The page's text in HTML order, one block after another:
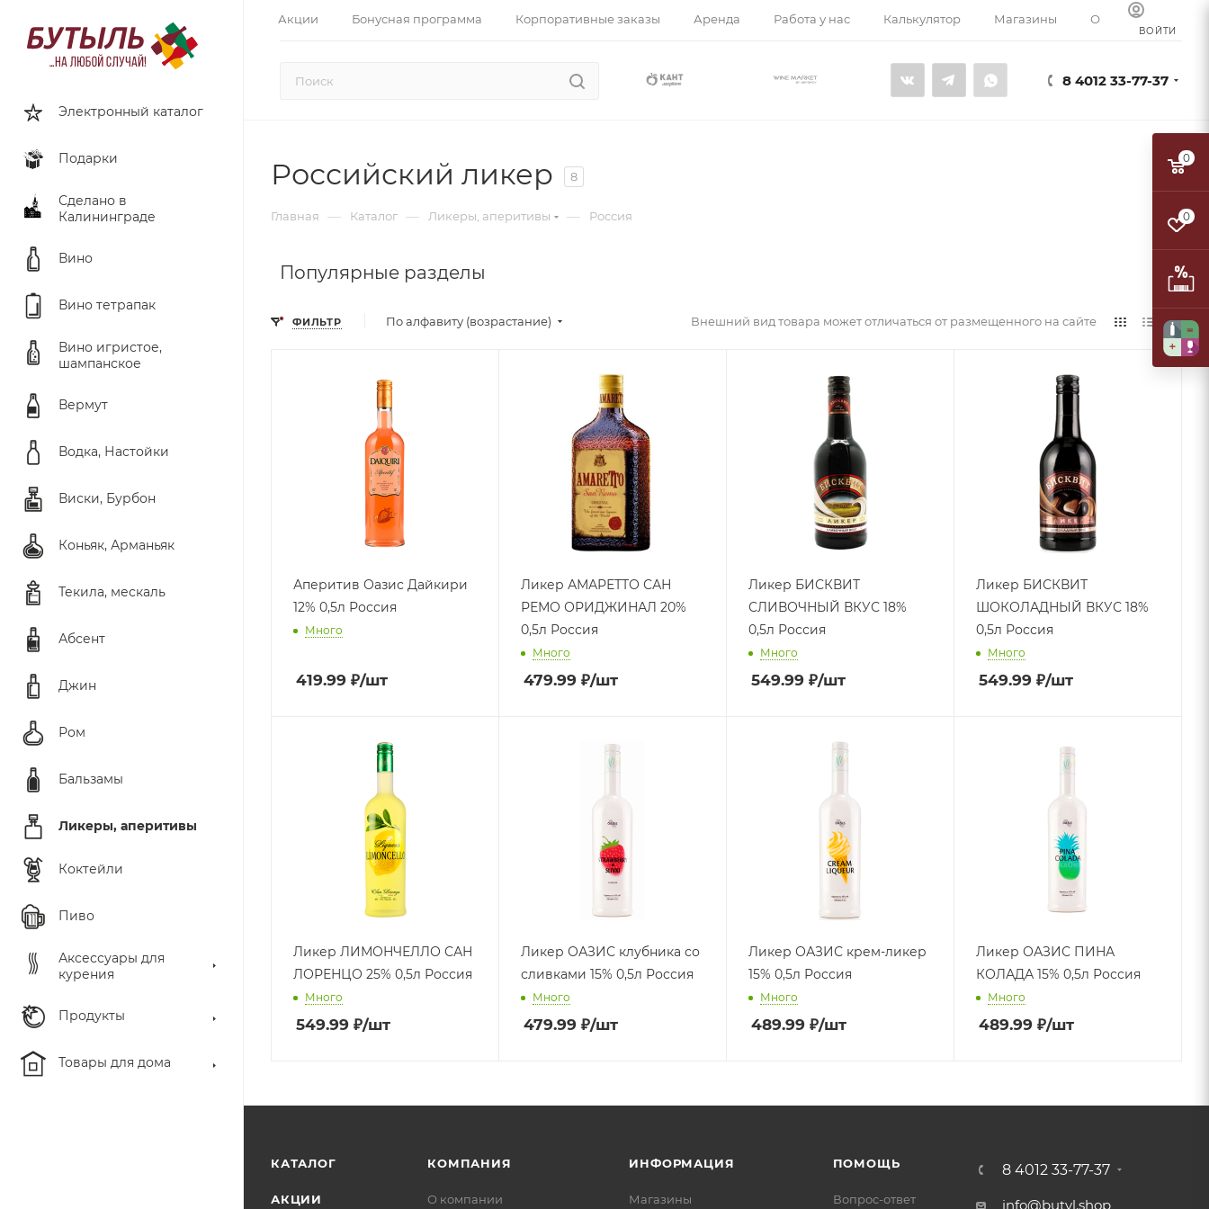
Акции Бонусная программа Корпоративные заказы Аренда Работа у нас Калькулятор Магазины О компании
ВОЙТИ
8 4012 33-77-37
Электронный каталог
Подарки
Сделано в
Калининграде
Вино
Вино тетрапак
Вино игристое,
шампанское
Вермут
Водка, Настойки
Виски, Бурбон
Коньяк, Арманьяк
Текила, мескаль
Абсент
Джин
Ром
Бальзамы
Ликеры, аперитивы
Коктейли
Пиво
Аксессуары для
курения
Продукты
Товары для дома
Российский ликер 8
Главная — Каталог — Ликеры, аперитивы — Россия
Популярные разделы
ФИЛЬТР По алфавиту (возрастание) Внешний вид товара может отличаться от размещенного на сайте
Аперитив Оазис Дайкири
12% 0,5л Россия
Много
419.99 ₽/шт
Ликер АМАРЕТТО САН
РЕМО ОРИДЖИНАЛ 20%
0,5л Россия
Много
479.99 ₽/шт
Ликер БИСКВИТ
СЛИВОЧНЫЙ ВКУС 18%
0,5л Россия
Много
549.99 ₽/шт
Ликер БИСКВИТ
ШОКОЛАДНЫЙ ВКУС 18%
0,5л Россия
Много
549.99 ₽/шт
Ликер ЛИМОНЧЕЛЛО САН
ЛОРЕНЦО 25% 0,5л Россия
Много
549.99 ₽/шт
Ликер ОАЗИС клубника со
сливками 15% 0,5л Россия
Много
479.99 ₽/шт
Ликер ОАЗИС крем-ликер
15% 0,5л Россия
Много
489.99 ₽/шт
Ликер ОАЗИС ПИНА
КОЛАДА 15% 0,5л Россия
Много
489.99 ₽/шт
КАТАЛОГ
АКЦИИ
КОМПАНИЯ
О компании
ИНФОРМАЦИЯ
Магазины
ПОМОЩЬ
Вопрос-ответ
8 4012 33-77-37
info@butyl.shop
0
0